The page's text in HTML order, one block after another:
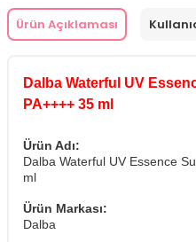
Ürün Açıklaması
Dalba Waterful UV
PA++++ 35 ml
Ürün Adı:
Dalba Waterful UV Essence
ml
Ürün Markası:
Dalba